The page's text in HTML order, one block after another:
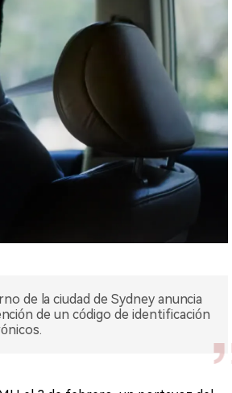
de la ciudad de Sydney anuncia
de un código de identificación